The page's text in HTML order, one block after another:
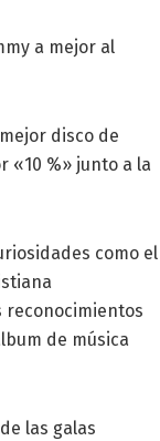
a mejor al
disco de
«10 %» junto a la
como el
reconocimientos
de música
las galas